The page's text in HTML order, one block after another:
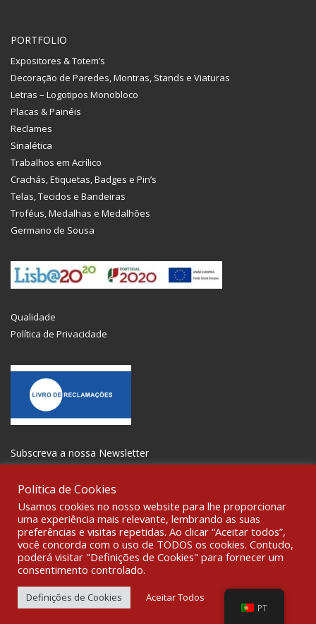
PORTFOLIO
Expositores & Totem’s
Decoração de Paredes, Montras, Stands e Viaturas
Letras – Logotipos Monobloco
Placas & Painéis
Reclames
Sinalética
Trabalhos em Acrílico
Crachás, Etiquetas, Badges e Pin’s
Telas, Tecidos e Bandeiras
Troféus, Medalhas e Medalhões
Germano de Sousa
Qualidade
Política de Privacidade
Subscreva a nossa Newsletter
SOCIALIZE
© 2021 All rights reserved Gravoplot-Gravação,Impressão e
Sinalética Lda. WebDesign:
Fibra Design.
Política de Cookies
Usamos cookies no nosso website para lhe proporcionar
uma experiência mais relevante, lembrando as suas
preferências e visitas repetidas. Ao clicar “Aceitar todos”,
você concorda com o uso de TODOS os cookies. Contudo,
poderá visitar "Definições de Cookies" para fornecer um
consentimento controlado.
Definições de Cookies Aceitar Todos
PT